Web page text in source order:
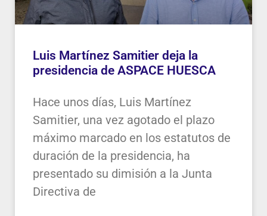
Luis Martínez Samitier deja la
presidencia de ASPACE HUESCA
Hace unos días, Luis Martínez
Samitier, una vez agotado el plazo
máximo marcado en los estatutos de
duración de la presidencia, ha
presentado su dimisión a la Junta
Directiva de